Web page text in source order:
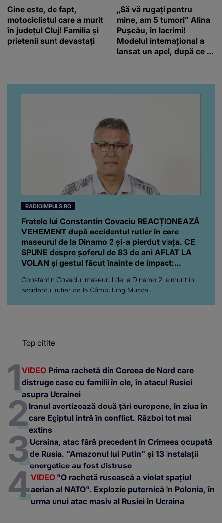
Cine este, de fapt,
motociclistul care a murit
în județul Cluj! Familia și
prietenii sunt devastați
„Să vă rugați pentru
mine, am 5 tumori” Alina
Pușcău, în lacrimi!
Modelul internațional a
lansat un apel, după ce a
RADIOIMPULS.RO
Fratele lui Constantin Covaciu REACȚIONEAZĂ
VEHEMENT după accidentul rutier în care
maseurul de la Dinamo 2 și-a pierdut viața. CE
SPUNE despre şoferul de 83 de ani AFLAT LA
VOLAN şi gestul făcut înainte de impact:
Constantin Covaciu, maseurul de la Dinamo 2, a murit în
accidentul rutier de la Câmpulung Muscel.
Top citite
VIDEO Prima rachetă din Coreea de Nord care
distruge case cu familii în ele, în atacul Rusiei
asupra Ucrainei
Iranul avertizează două țări europene, în ziua în
care Egiptul intră în conflict. Război tot mai
extins
Ucraina, atac fără precedent în Crimeea ocupată
de Rusia. "Amazonul lui Putin" și 13 instalații
energetice au fost distruse
VIDEO "O rachetă rusească a violat spațiul
aerian al NATO". Explozie puternică în Polonia, în
urma unui atac masiv al Rusiei în Ucraina